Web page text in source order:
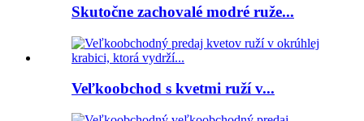
Skutočne zachovalé modré ruže...
Veľkoobchod s kvetmi ruží v...